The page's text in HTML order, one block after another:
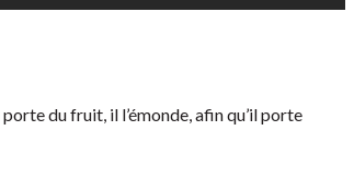
du fruit, il l’émonde, afin qu’il porte